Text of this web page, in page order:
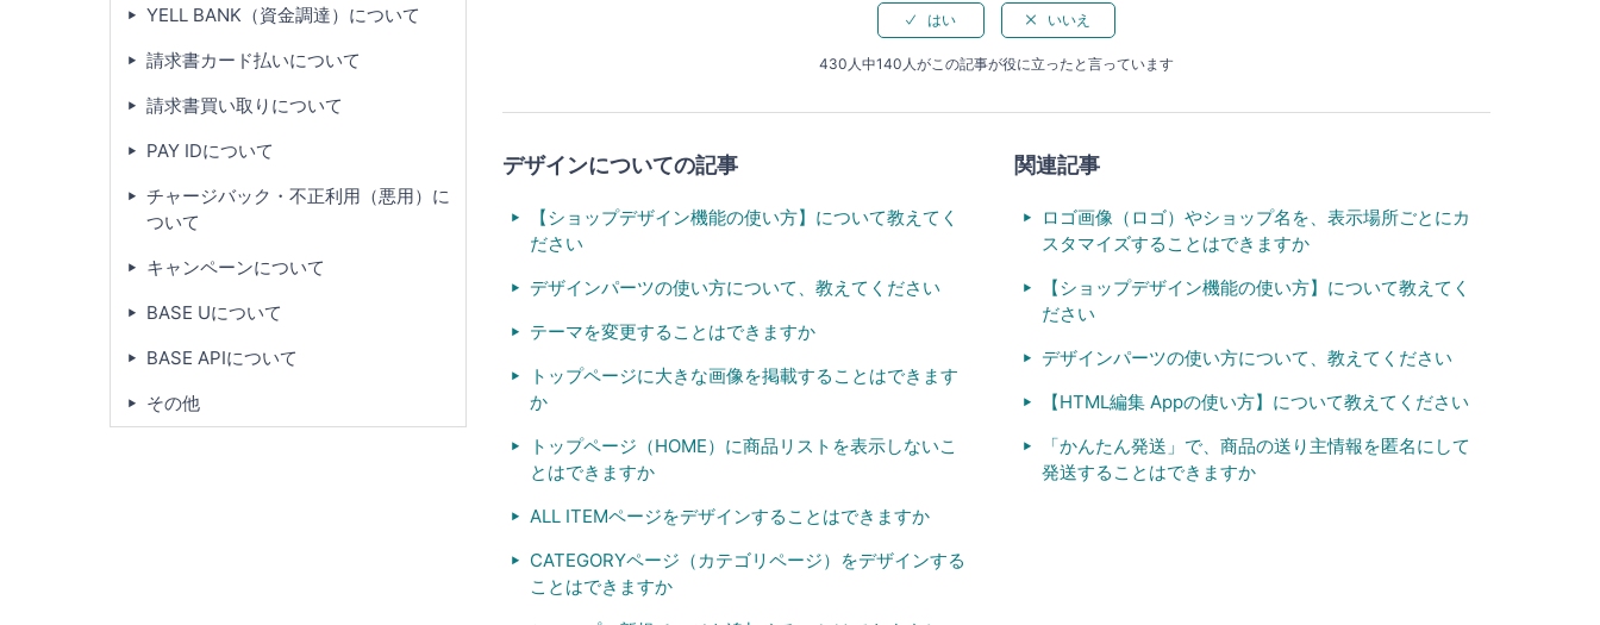
430人中140人がこの記事が役に立ったと言っています
デザインについての記事
【ショップデザイン機能の使い方】について教えてく
ださい
デザインパーツの使い方について、教えてください
テーマを変更することはできますか
トップページに大きな画像を掲載することはできます
か
トップページ（HOME）に商品リストを表示しないこ
とはできますか
ALL ITEMページをデザインすることはできますか
CATEGORYページ（カテゴリページ）をデザインする
ことはできますか
関連記事
ロゴ画像（ロゴ）やショップ名を、表示場所ごとにカ
スタマイズすることはできますか
【ショップデザイン機能の使い方】について教えてく
ださい
デザインパーツの使い方について、教えてください
【HTML編集 Appの使い方】について教えてください
「かんたん発送」で、商品の送り主情報を匿名にして
発送することはできますか
YELL BANK（資金調達）について
請求書カード払いについて
請求書買い取りについて
PAY IDについて
チャージバック・不正利用（悪用）に
ついて
キャンペーンについて
BASE Uについて
BASE APIについて
その他